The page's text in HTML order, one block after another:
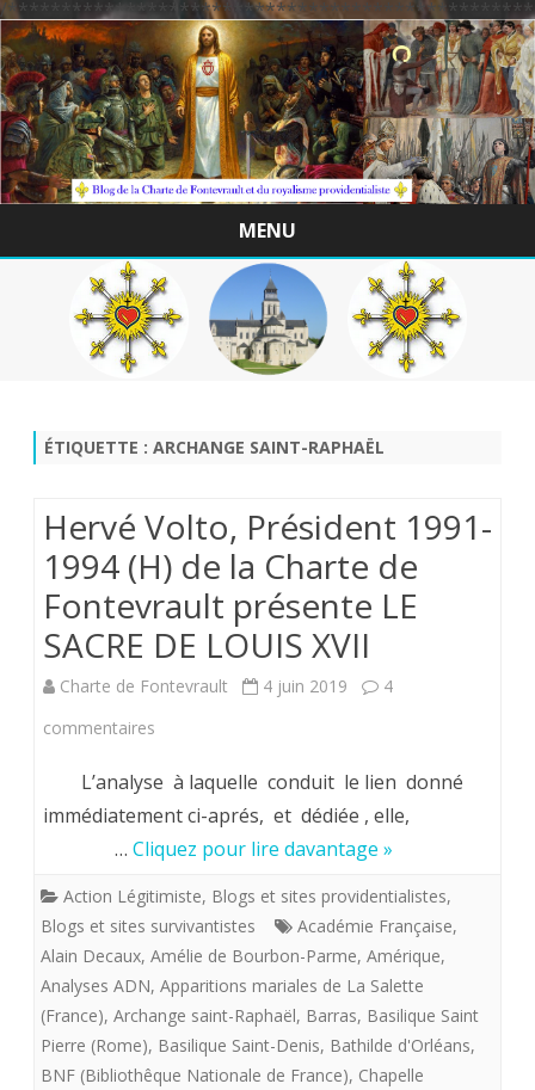
/
MENU
Skip
to
content
ÉTIQUETTE : ARCHANGE SAINT-RAPHAËL
Hervé Volto, Président 1991-
1994 (H) de la Charte de
Fontevrault présente LE
SACRE DE LOUIS XVII
Charte de Fontevrault 4 juin 2019
4
commentaires
Volto,
Président
1991-
1994
(H)
de
L’analyse à laquelle conduit le lien donné
immédiatement ci-aprés, et dédiée , elle,
… Cliquez pour lire davantage »
Action Légitimiste, Blogs et sites providentialistes,
Blogs et sites survivantistes
Académie Française,
Alain Decaux, Amélie de Bourbon-Parme, Amérique,
Analyses ADN, Apparitions mariales de La Salette
(France), Archange saint-Raphaël, Barras, Basilique Saint
Pierre (Rome), Basilique Saint-Denis, Bathilde d'Orléans,
BNF (Bibliothêque Nationale de France), Chapelle